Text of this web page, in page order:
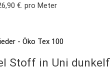
€. pro Meter
Stoff in Uni